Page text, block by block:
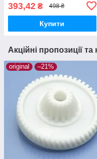
393,42 ₴ 498 ₴
Купити
Акційні пропозиції
original –21%